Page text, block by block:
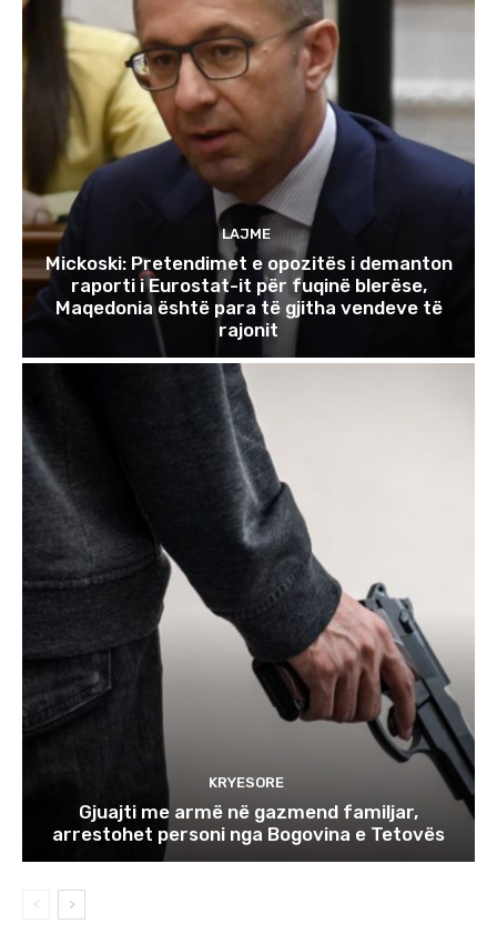
LAJME
Mickoski: Pretendimet e opozitës i demanton
raporti i Eurostat-it për fuqinë blerëse,
Maqedonia është para të gjitha vendeve të
rajonit
KRYESORE
Gjuajti me armë në gazmend familjar,
arrestohet personi nga Bogovina e Tetovës